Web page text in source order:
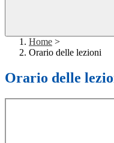
Home >
Orario delle lezioni
Orario delle